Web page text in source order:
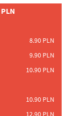
PLN
8.90 PLN
9.90 PLN
10.90 PLN
10.90 PLN
12.90 PLN